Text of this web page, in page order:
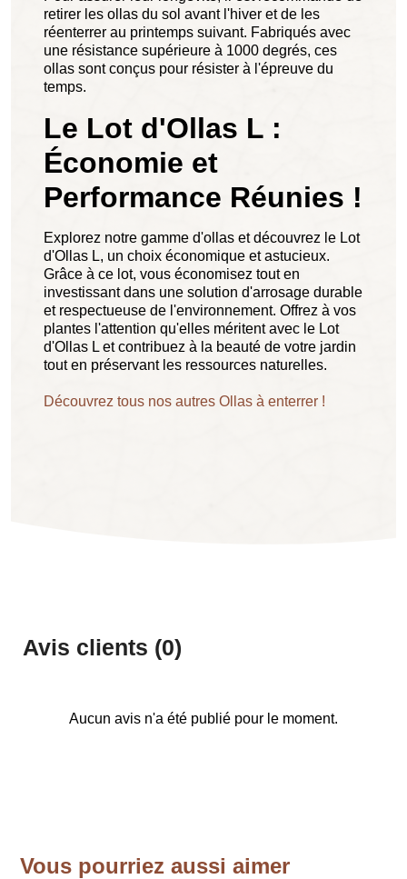
retirer les ollas du sol avant l'hiver et de les
réenterrer au printemps suivant. Fabriqués avec
une résistance supérieure à 1000 degrés, ces
ollas sont conçus pour résister à l'épreuve du
temps.
Le Lot d'Ollas L :
Économie et
Performance Réunies !
Explorez notre gamme d'ollas et découvrez le Lot
d'Ollas L, un choix économique et astucieux.
Grâce à ce lot, vous économisez tout en
investissant dans une solution d'arrosage durable
et respectueuse de l'environnement. Offrez à vos
plantes l'attention qu'elles méritent avec le Lot
d'Ollas L et contribuez à la beauté de votre jardin
tout en préservant les ressources naturelles.
Découvrez tous nos autres Ollas à enterrer !
Avis clients (0)
Aucun avis n'a été publié pour le moment.
Vous pourriez aussi aimer